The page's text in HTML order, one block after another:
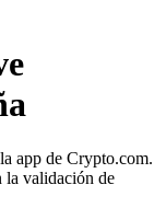
app de Crypto.com.
la validación de